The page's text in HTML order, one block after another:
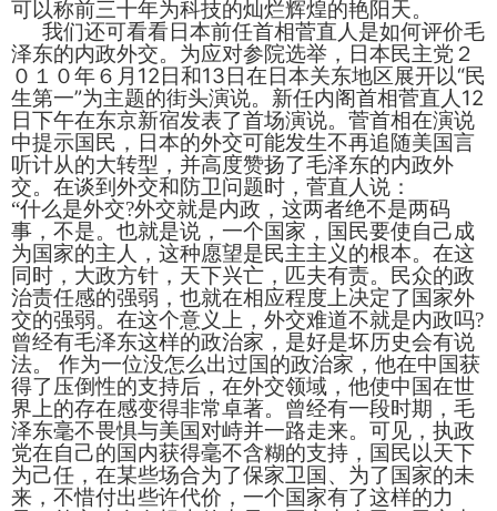
可以称前三十年为科技的灿烂辉煌的艳阳天。
我们还可看看日本前任首相菅直人是如何评价毛
泽东的内政外交。 为应对参院选举，日本民主党２
０１０年６月 12日和13日在日本关东地区展开以“民
生第一”为主题的街头演说。新任内阁首相菅直人12
日下午在东京新宿发表了首场演说。菅首相在演说
中提示国民，日本的外交可能发生不再追随美国言
听计从的大转型，并高度赞扬了毛泽东的内政外
交。在谈到外交和防卫问题时，菅直人说：
“什么是外交?外交就是内政，这两者绝不是两码
事，不是。也就是说，一个国家，国民要使自己成
为国家的主人，这种愿望是民主主义的根本。在这
同时，大政方针，天下兴亡，匹夫有责。民众的政
治责任感的强弱，也就在相应程度上决定了国家外
交的强弱。在这个意义上，外交难道不就是内政吗?
曾经有毛泽东这样的政治家，是好是坏历史会有说
法。 作为一位没怎么出过国的政治家，他在中国获
得了压倒性的支持后，在外交领域，他使中国在世
界上的存在感变得非常卓著。曾经有一段时期，毛
泽东毫不畏惧与美国对峙并一路走来。可见，执政
党在自己的国内获得毫不含糊的支持，国民以天下
为己任，在某些场合为了保家卫国、为了国家的未
来，不惜付出些许代价，一个国家有了这样的力